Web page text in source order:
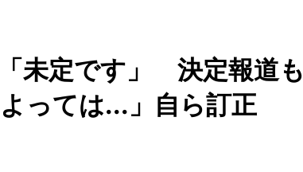
未定です」 決定報道も
っては...」自ら訂正